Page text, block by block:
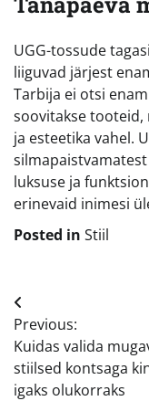
UGG-tossude
liiguvad järjest
Tarbija ei otsi
soovitakse tooteid,
ja esteetika vahel.
luksuse ja
erinevaid inimesi
Posted in Stiil
Previous:
Kuidas valida
stiilsed kontsaga
igaks olukorraks